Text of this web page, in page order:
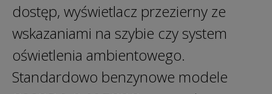
dostęp, wyświetlacz przezierny ze
wskazaniami na szybie czy system
oświetlenia ambientowego.
Standardowo benzynowe modele